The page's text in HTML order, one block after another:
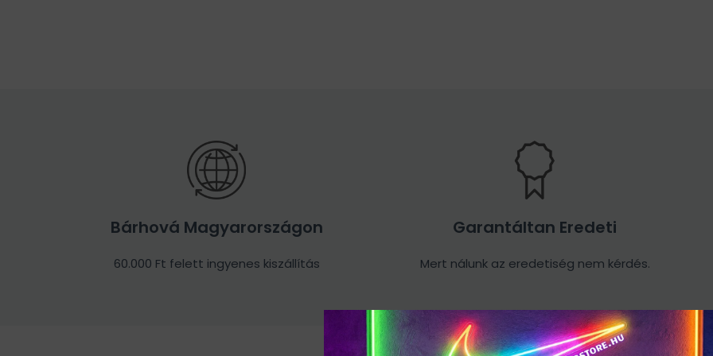
Bárhová Magyarországon
60.000 Ft felett ingyenes kiszállítás
Garantáltan Eredeti
Mert nálunk az eredetiség nem kérdés.